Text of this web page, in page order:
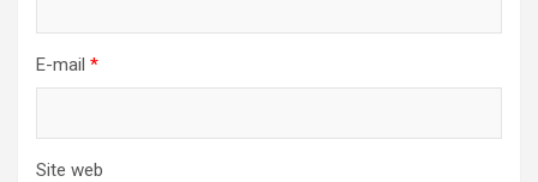
E-mail *
Site web